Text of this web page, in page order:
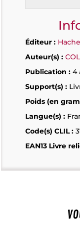
Éditeur :
Auteur(s) :
Publication : 4
Support(s) :
Poids (en
Langue(s) :
Code(s) CLIL :
EAN13 Livre